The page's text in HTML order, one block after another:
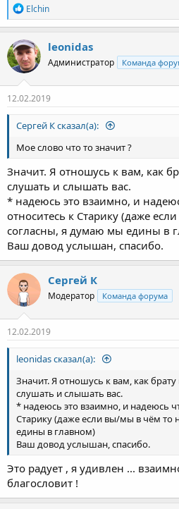
Р
е
а
к
ц
и
и
:
Elchin
leonidas
Администратор Команда
12.02.2019
Сергей К сказал(а):
Мое слово что то значит ?
Значит. Я отношусь к вам, как
слушать и слышать вас.
* надеюсь это взаимно, и
относитесь к Старику (даже
согласны, я думаю мы едины в
Ваш довод услышан, спасибо.
Сергей К
Модератор Команда форума
12.02.2019
leonidas сказал(а):
Значит. Я отношусь к вам, как брату
слушать и слышать вас.
* надеюсь это взаимно, и надеюсь
Старику (даже если вы/мы в чём то
едины в главном)
Ваш довод услышан, спасибо.
Это радует , я удивлен ...
благословит !